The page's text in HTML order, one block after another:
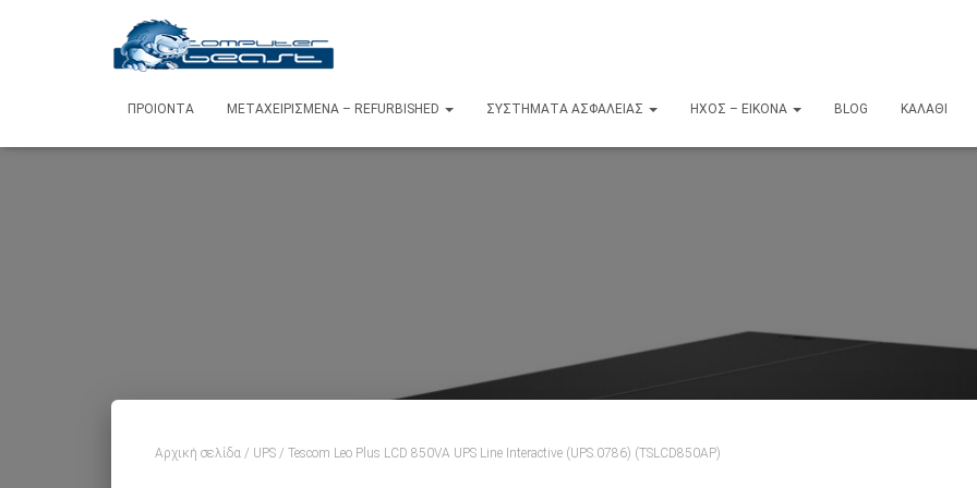
ΠΡΟΙΌΝΤΑ ΜΕΤΑΧΕΙΡΙΣΜΈΝΑ – REFURBISHED ΣΥΣΤΉΜΑΤΑ ΑΣΦΑΛΕΊΑΣ ΉΧΟΣ – ΕΙΚΌΝΑ BLOG ΚΑΛΆΘΙ
Αρχική σελίδα / UPS / Tescom Leo Plus LCD 850VA UPS Line Interactive (UPS.0786) (TSLCD850AP)